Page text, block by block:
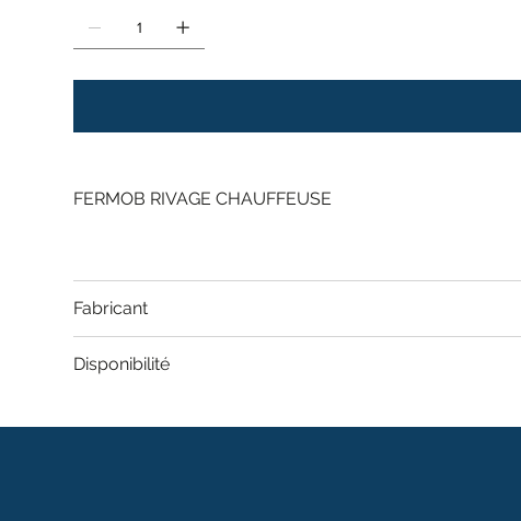
FERMOB RIVAGE CHAUFFEUSE
Fabricant
Disponibilité